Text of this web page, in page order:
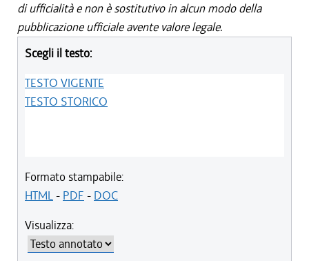
di ufficialità e non è sostitutivo in alcun modo della
pubblicazione ufficiale avente valore legale.
Scegli il testo:
TESTO VIGENTE
TESTO STORICO
Formato stampabile:
HTML- PDF - DOC
Visualizza: